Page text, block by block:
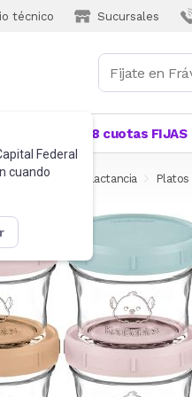
técnico Sucursales
Federal
cuando
18 cuotas FIJAS
Alimentación y lactancia